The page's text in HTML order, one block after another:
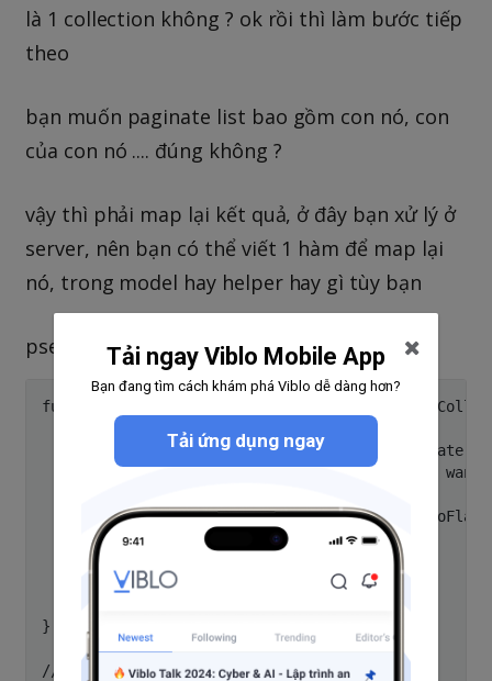
là 1 collection không ? ok rồi thì làm bước tiếp
theo
bạn muốn paginate list bao gồm con nó, con
của con nó .... đúng không ?
vậy thì phải map lại kết quả, ở đây bạn xử lý ở
server, nên bạn có thể viết 1 hàm để map lại
nó, trong model hay helper hay gì tùy bạn
pseudocode
function
    if (!empty($collection->categories)) {
        foreach($collection->categories as $cate) {
            // u can exclude some keys u dont want
$this-
    } else {
        return collect($arr);
}
// in controller
Tải ngay Viblo Mobile App
Bạn đang tìm cách khám phá Viblo dễ dàng hơn?
Tải ứng dụng ngay